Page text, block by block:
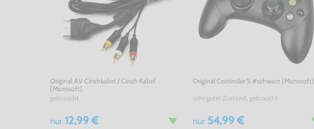
Original AV Cinchkabel / Cinch Kabel
[Microsoft]
gebraucht
nur 12,99 €
Original Controller S #schwarz [Microsoft]
sehr guter Zustand, gebraucht
nur54,99 €